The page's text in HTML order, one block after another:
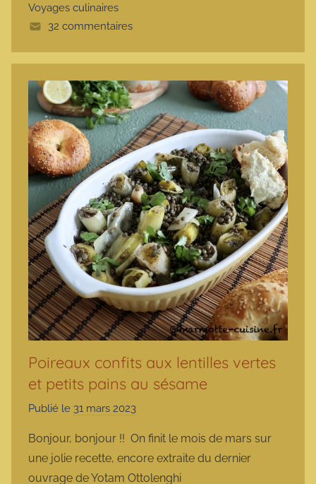
Voyages culinaires
32 commentaires
Poireaux confits aux lentilles vertes
et petits pains au sésame
Publié le 31 mars 2023
r
m
Bonjour, bonjour !! On finit le mois de mars sur
une jolie recette, encore extraite du dernier
ouvrage de Yotam Ottolenghi